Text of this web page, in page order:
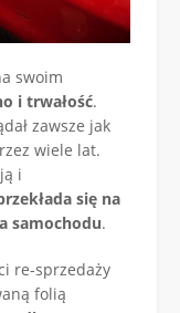
swoim
i trwałość.
zawsze jak
wiele lat.
i
się na
samochodu.
re-sprzedaży
folią